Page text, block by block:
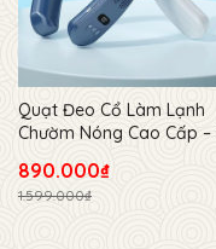
Quạt Đeo Cổ Làm Lạnh
Chườm Nóng Cao Cấp –
Nhân Cho Mùa Hè Và Mùa
Đông
890.000₫
1.599.000₫